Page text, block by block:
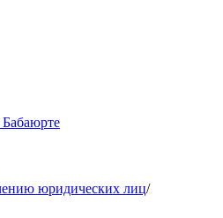
юридических лиц/